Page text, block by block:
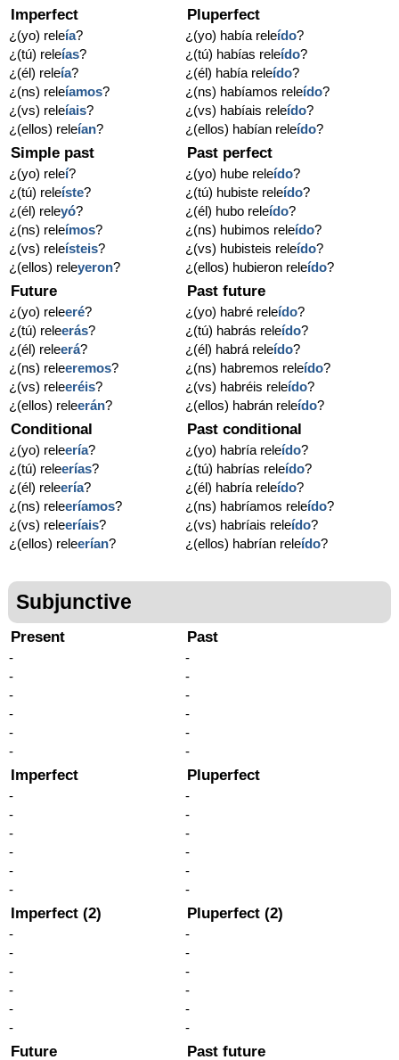
Imperfect
¿(yo) releía?
¿(tú) releías?
¿(él) releía?
¿(ns) releíamos?
¿(vs) releíais?
¿(ellos) releían?
Pluperfect
¿(yo) había releído?
¿(tú) habías releído?
¿(él) había releído?
¿(ns) habíamos releído?
¿(vs) habíais releído?
¿(ellos) habían releído?
Simple past
¿(yo) releí?
¿(tú) releíste?
¿(él) releyó?
¿(ns) releímos?
¿(vs) releísteis?
¿(ellos) releyeron?
Past perfect
¿(yo) hube releído?
¿(tú) hubiste releído?
¿(él) hubo releído?
¿(ns) hubimos releído?
¿(vs) hubisteis releído?
¿(ellos) hubieron releído?
Future
¿(yo) releeré?
¿(tú) releerás?
¿(él) releerá?
¿(ns) releeremos?
¿(vs) releeréis?
¿(ellos) releerán?
Past future
¿(yo) habré releído?
¿(tú) habrás releído?
¿(él) habrá releído?
¿(ns) habremos releído?
¿(vs) habréis releído?
¿(ellos) habrán releído?
Conditional
¿(yo) releería?
¿(tú) releerías?
¿(él) releería?
¿(ns) releeríamos?
¿(vs) releeríais?
¿(ellos) releerían?
Past conditional
¿(yo) habría releído?
¿(tú) habrías releído?
¿(él) habría releído?
¿(ns) habríamos releído?
¿(vs) habríais releído?
¿(ellos) habrían releído?
Subjunctive
Present
-
-
-
-
-
-
Past
-
-
-
-
-
-
Imperfect
-
-
-
-
-
-
Pluperfect
-
-
-
-
-
-
Imperfect (2)
-
-
-
-
-
-
Pluperfect (2)
-
-
-
-
-
-
Future Past future